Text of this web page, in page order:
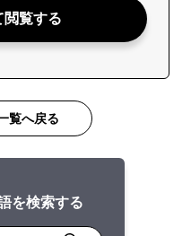
閲覧する
覧へ戻る
を検索する